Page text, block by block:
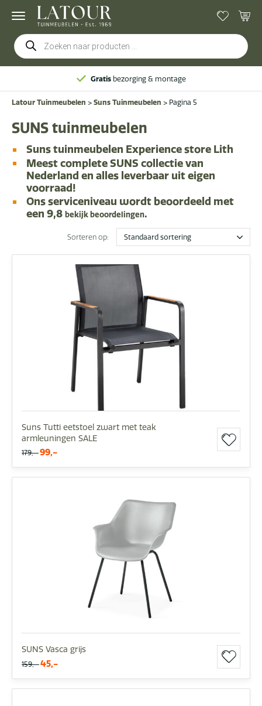
Producten
zoeken
Gratisbezorging & montage
Latour Tuinmeubelen > Suns Tuinmeubelen > Pagina 5
SUNS tuinmeubelen
Suns tuinmeubelen Experience store Lith
Meestcomplete SUNS collectie van
Nederland en alles leverbaar uit eigen
voorraad!
Ons serviceniveau wordt beoordeeld met
een 9,8 bekijk beoordelingen.
Sorteren op:
Suns Tutti eetstoel zwart met teak
armleuningen SALE
179,- 99,-
SUNS Vasca grijs
159,- 45,-